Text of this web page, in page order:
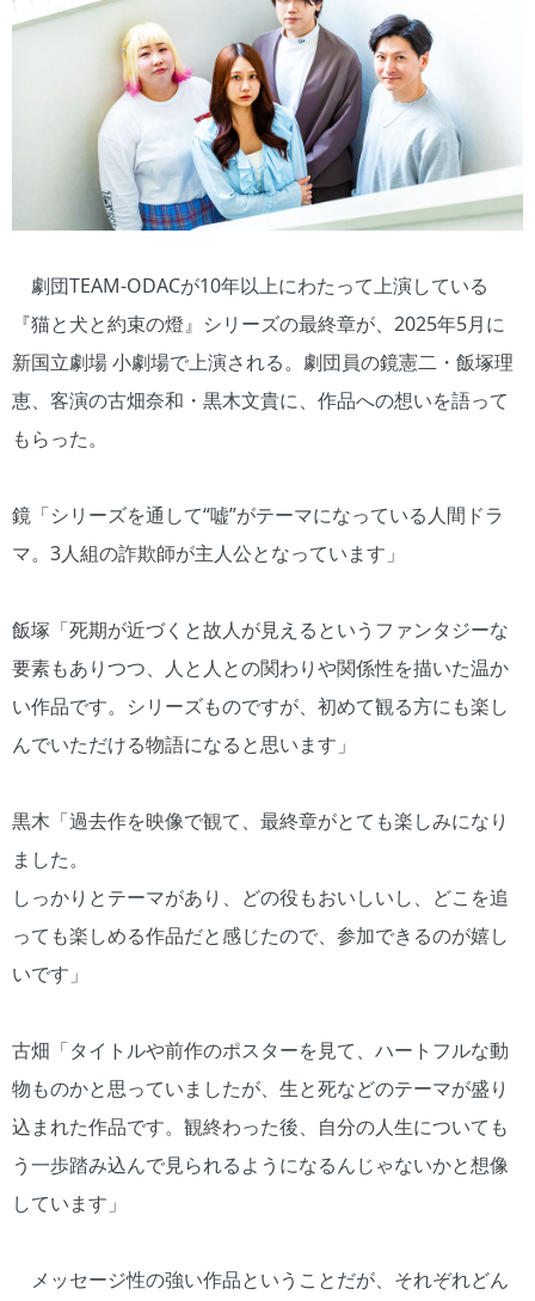
劇団TEAM-ODACが10年以上にわたって上演している
『猫と犬と約束の燈』シリーズの最終章が、2025年5月に
新国立劇場 小劇場で上演される。劇団員の鏡憲二・飯塚理
恵、客演の古畑奈和・黒木文貴に、作品への想いを語って
もらった。
鏡「シリーズを通して“嘘”がテーマになっている人間ドラ
マ。3人組の詐欺師が主人公となっています」
飯塚「死期が近づくと故人が見えるというファンタジーな
要素もありつつ、人と人との関わりや関係性を描いた温か
い作品です。シリーズものですが、初めて観る方にも楽し
んでいただける物語になると思います」
黒木「過去作を映像で観て、最終章がとても楽しみになり
ました。
しっかりとテーマがあり、どの役もおいしいし、どこを追
っても楽しめる作品だと感じたので、参加できるのが嬉し
いです」
古畑「タイトルや前作のポスターを見て、ハートフルな動
物ものかと思っていましたが、生と死などのテーマが盛り
込まれた作品です。観終わった後、自分の人生についても
う一歩踏み込んで見られるようになるんじゃないかと想像
しています」
メッセージ性の強い作品ということだが、それぞれどん